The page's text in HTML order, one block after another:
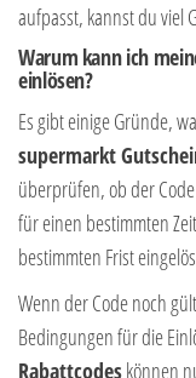
aufpasst, kannst du viel
Warum kann ich
einlösen?
Es gibt einige Gründe,
supermarkt
überprüfen, ob der
für einen bestimmten
bestimmten Frist
Wenn der Code noch
Bedingungen für die
Rabattcodeskönnen